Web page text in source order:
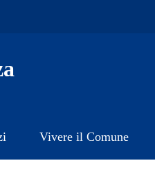
Vivere il Comune